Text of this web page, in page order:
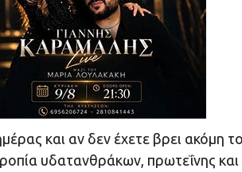
και αν δεν έχετε βρει ακόμη
υδατανθράκων, πρωτεΐνης και